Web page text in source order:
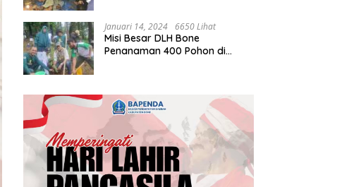
Januari 14, 2024 6650 Lihat
Misi Besar DLH Bone
Penanaman 400 Pohon di